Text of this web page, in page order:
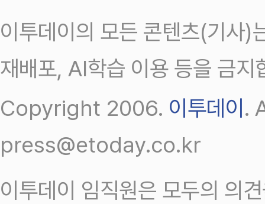
이투데이의 모든 콘텐츠(기사)
재배포, AI학습 이용 등을 금지
Copyright 2006. 이투데이.
press@etoday.co.kr
이투데이 임직원은 모두의 의